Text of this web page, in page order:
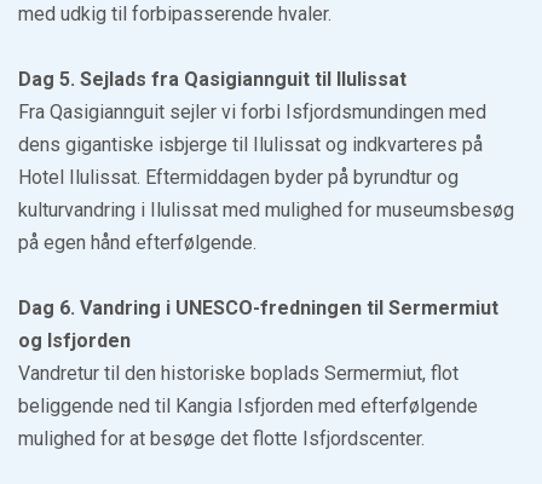
med udkig til forbipasserende hvaler.
Dag 5. Sejlads fra Qasigiannguit til Ilulissat
Fra Qasigiannguit sejler vi forbi Isfjordsmundingen med
dens gigantiske isbjerge til Ilulissat og indkvarteres på
Hotel Ilulissat. Eftermiddagen byder på byrundtur og
kulturvandring i Ilulissat med mulighed for museumsbesøg
på egen hånd efterfølgende.
Dag 6. Vandring i UNESCO-fredningen til Sermermiut
og Isfjorden
Vandretur til den historiske boplads Sermermiut, flot
beliggende ned til Kangia Isfjorden med efterfølgende
mulighed for at besøge det flotte Isfjordscenter.